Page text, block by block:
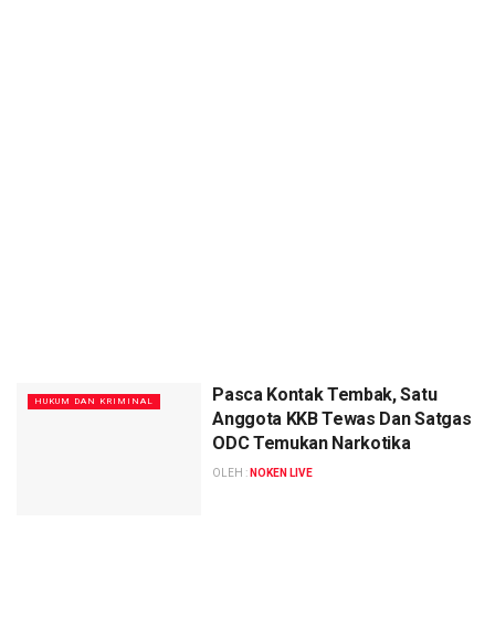
HUKUM DAN KRIMINAL
Pasca Kontak Tembak, Satu
Anggota KKB Tewas Dan Satgas
ODC Temukan Narkotika
OLEH : NOKEN LIVE